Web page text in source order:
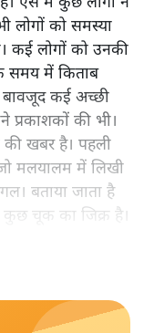
लोगों को समस्या
कई लोगों को उनकी
समय में किताब
कई अच्छी
प्रकाशकों की भी।
खबर है। पहली
मलयालम में लिखी
बताया जाता है
कुछ चूक का जिक्र है।